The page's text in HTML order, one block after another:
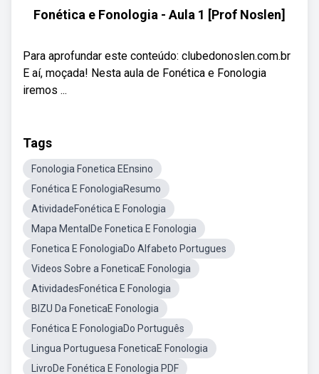
Fonética e Fonologia - Aula 1 [Prof Noslen]
Para aprofundar este conteúdo: clubedonoslen.com.br
E aí, moçada! Nesta aula de Fonética e Fonologia
iremos ...
Tags
Fonologia Fonetica EEnsino
Fonética E FonologiaResumo
AtividadeFonética E Fonologia
Mapa MentalDe Fonetica E Fonologia
Fonetica E FonologiaDo Alfabeto Portugues
Videos Sobre a FoneticaE Fonologia
AtividadesFonética E Fonologia
BIZU Da FoneticaE Fonologia
Fonética E FonologiaDo Português
Lingua Portuguesa FoneticaE Fonologia
LivroDe Fonética E Fonologia PDF